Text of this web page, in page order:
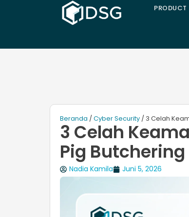
PRODUCT
Beranda /Cyber Security / 3 Celah
3 Celah
Pig Butchering
Nadia Kamila Juni 5, 2026